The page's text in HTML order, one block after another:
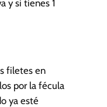
y si tienes 1
filetes en
por la fécula
ya esté